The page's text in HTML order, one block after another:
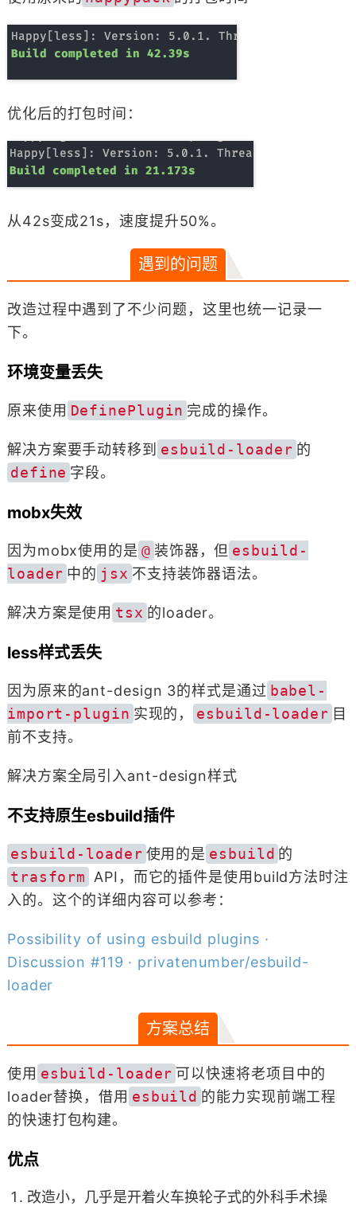
优化后的打包时间：
从42s变成21s，速度提升50%。
遇到的问题
改造过程中遇到了不少问题，这里也统一记录一
下。
环境变量丢失
原来使用 DefinePlugin 完成的操作。
解决方案要手动转移到 esbuild-loader 的
define 字段。
mobx失效
因为mobx使用的是 @ 装饰器，但 esbuild-
loader 中的 jsx 不支持装饰器语法。
解决方案是使用 tsx 的loader。
less样式丢失
因为原来的ant-design 3的样式是通过 babel-
import-plugin 实现的， esbuild-loader 目
前不支持。
解决方案全局引入ant-design样式
不支持原生esbuild插件
esbuild-loader 使用的是 esbuild 的
trasform
API，而它的插件是使用build方法时注
入的。这个的详细内容可以参考：
Possibility of using esbuild plugins ·
Discussion #119 · privatenumber/esbuild-
loader
方案总结
使用 esbuild-loader 可以快速将老项目中的
loader替换，借用 esbuild 的能力实现前端工程
的快速打包构建。
优点
改造小，几乎是开着火车换轮子式的外科手术操